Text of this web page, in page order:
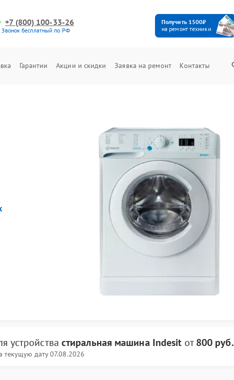
+7 (800) 100-33-26
Звонок бесплатный по РФ
Получить 1500₽
на ремонт техники
Гарантии Акции и скидки Заявка на ремонт Контакты
устройства стиральная машина Indesit от800 руб.
текущую дату 07.08.2026